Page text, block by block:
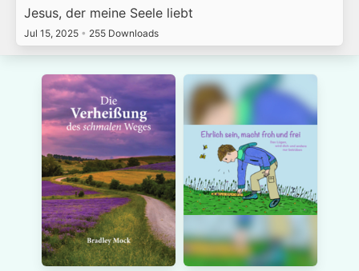
Jesus, der meine Seele liebt
Jul 15, 2025 • 255 Downloads